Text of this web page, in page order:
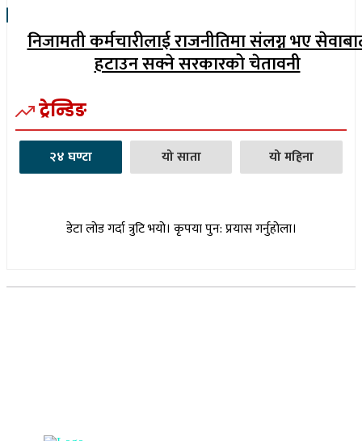
निजामती कर्मचारीलाई राजनीतिमा संलग्न भए
हटाउन सक्ने सरकारको चेतावनी
ट्रेन्डिङ
२४ घण्टा यो साता यो महिना
डेटा लोड गर्दा त्रुटि भयो। कृपया पुन: प्रयास गर्नुहोला।